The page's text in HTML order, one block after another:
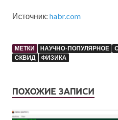
Источник: habr.com
МЕТКИ НАУЧНО-ПОПУЛЯРНОЕ
СКВИД
ФИЗИКА
ПОХОЖИЕ ЗАПИСИ